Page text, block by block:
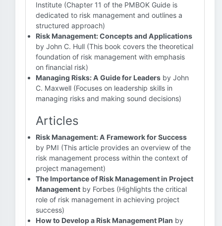
Institute (Chapter 11 of the PMBOK Guide is
dedicated to risk management and outlines a
structured approach)
Risk Management: Concepts and Applications
by John C. Hull (This book covers the theoretical
foundation of risk management with emphasis
on financial risk)
Managing Risks: A Guide for Leaders by John
C. Maxwell (Focuses on leadership skills in
managing risks and making sound decisions)
Articles
Risk Management: A Framework for Success
by PMI (This article provides an overview of the
risk management process within the context of
project management)
The Importance of Risk Management in Project
Management by Forbes (Highlights the critical
role of risk management in achieving project
success)
How to Develop a Risk Management Plan by